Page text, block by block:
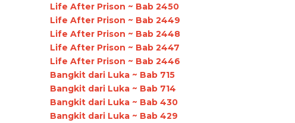
Life After Prison ~ Bab 2450
Life After Prison ~ Bab 2449
Life After Prison ~ Bab 2448
Life After Prison ~ Bab 2447
Life After Prison ~ Bab 2446
Bangkit dari Luka ~ Bab 715
Bangkit dari Luka ~ Bab 714
Bangkit dari Luka ~ Bab 430
Bangkit dari Luka ~ Bab 429